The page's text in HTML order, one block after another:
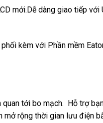
mới.Dễ dàng giao tiếp
kèm với Phần mềm
tới bo mạch. Hỗ trợ
rộng thời gian lưu điện